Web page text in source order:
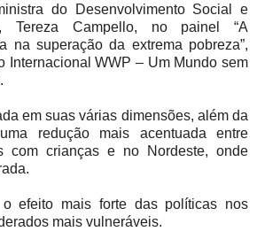
do Desenvolvimento Social e
Tereza Campello, no painel “A
na superação da extrema pobreza”,
Internacional WWP – Um Mundo sem
em suas várias dimensões, além da
redução mais acentuada entre
com crianças e no Nordeste, onde
o efeito mais forte das políticas nos
mais vulneráveis.